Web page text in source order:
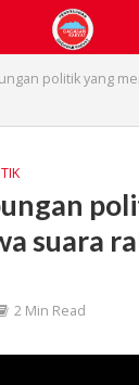
politik yang
suara
2 Min Read